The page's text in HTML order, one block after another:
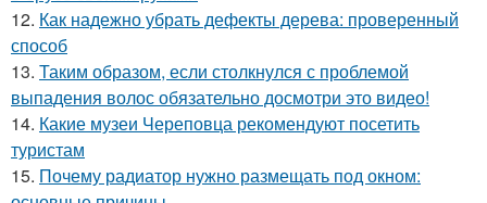
12. Как надежно убрать дефекты дерева: проверенный
способ
13. Таким образом, если столкнулся с проблемой
выпадения волос обязательно досмотри это видео!
14. Какие музеи Череповца рекомендуют посетить
туристам
15. Почему радиатор нужно размещать под окном: